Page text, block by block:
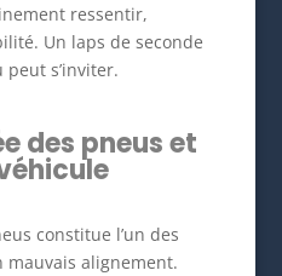
ressentir,
Un laps de seconde
peut s’inviter.
des pneus et
constitue l’un des
mauvais alignement.